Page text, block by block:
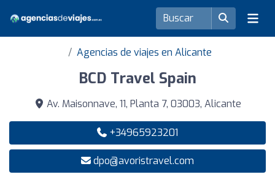
Agencias de viajes en Alicante
BCD Travel Spain
Av. Maisonnave, 11, Planta 7, 03003, Alicante
+34965923201
dpo@avoristravel.com